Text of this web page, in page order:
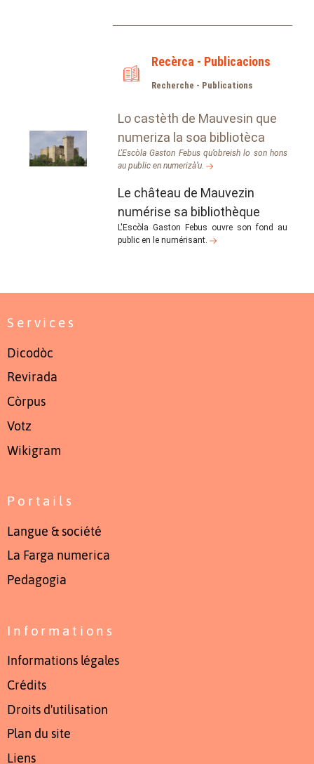
Recèrca - Publicacions
Recherche - Publications
Lo castèth de Mauvesin que
numeriza la soa bibliotèca
L'Escòla Gaston Febus qu’obreish lo son hons
au public en numerizà’u.
Le château de Mauvezin
numérise sa bibliothèque
L'Escòla Gaston Febus ouvre son fond au
public en le numérisant.
Services
Dicodòc
Revirada
Còrpus
Votz
Wikigram
Portails
Langue & société
La Farga numerica
Pedagogia
Informations
Informations légales
Crédits
Droits d'utilisation
Plan du site
Liens